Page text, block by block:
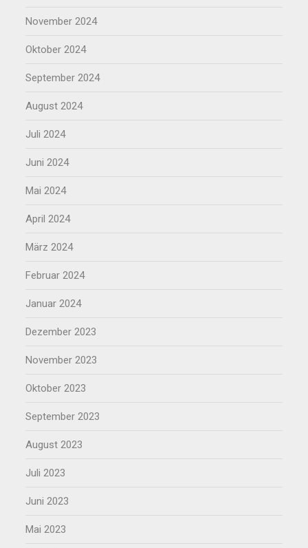
November 2024
Oktober 2024
September 2024
August 2024
Juli 2024
Juni 2024
Mai 2024
April 2024
März 2024
Februar 2024
Januar 2024
Dezember 2023
November 2023
Oktober 2023
September 2023
August 2023
Juli 2023
Juni 2023
Mai 2023